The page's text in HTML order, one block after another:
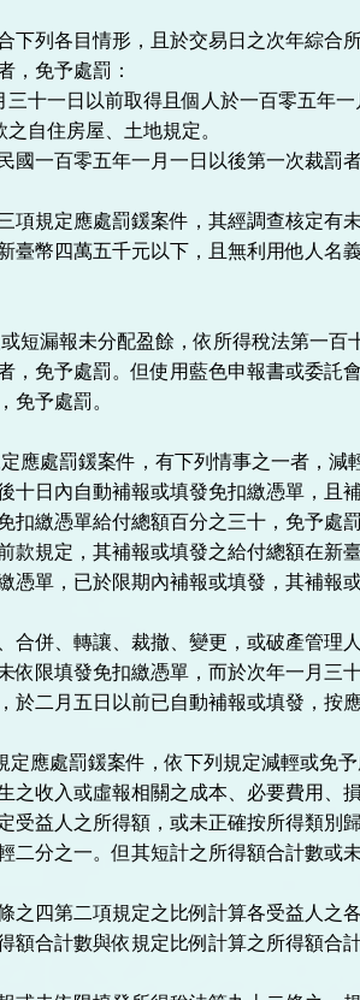
下列各目情形，且於交易日之次年綜合
，免予處罰：
十一日以前取得且個人於一百零五年一
自住房屋、土地規定。
國一百零五年一月一日以後第一次裁罰
項規定應處罰鍰案件，其經調查核定有
臺幣四萬五千元以下，且無利用他人名
短漏報未分配盈餘，依所得稅法第一百
，免予處罰。但使用藍色申報書或委託
免予處罰。
應處罰鍰案件，有下列情事之一者，減
十日內自動補報或填發免扣繳憑單，且
繳憑單給付總額百分之三十，免予處罰
款規定，其補報或填發之給付總額在新
憑單，已於限期內補報或填發，其補報
合併、轉讓、裁撤、變更，或破產管理
依限填發免扣繳憑單，而於次年一月三
二月五日以前已自動補報或填發，按
應處罰鍰案件，依下列規定減輕或免予
之收入或虛報相關之成本、必要費用、
受益人之所得額，或未正確按所得類別
二分之一。但其短計之所得額合計數或
之四第二項規定之比例計算各受益人之
額合計數與依規定比例計算之所得額合